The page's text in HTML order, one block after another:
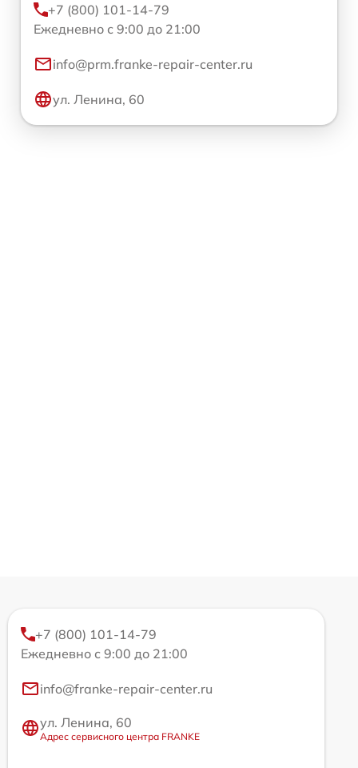
+7 (800) 101-14-79
Ежедневно с 9:00 до 21:00
info@prm.franke-repair-center.ru
ул. Ленина, 60
+7 (800) 101-14-79
Ежедневно с 9:00 до 21:00
info@franke-repair-center.ru
ул. Ленина, 60
Адрес сервисного центра FRANKE